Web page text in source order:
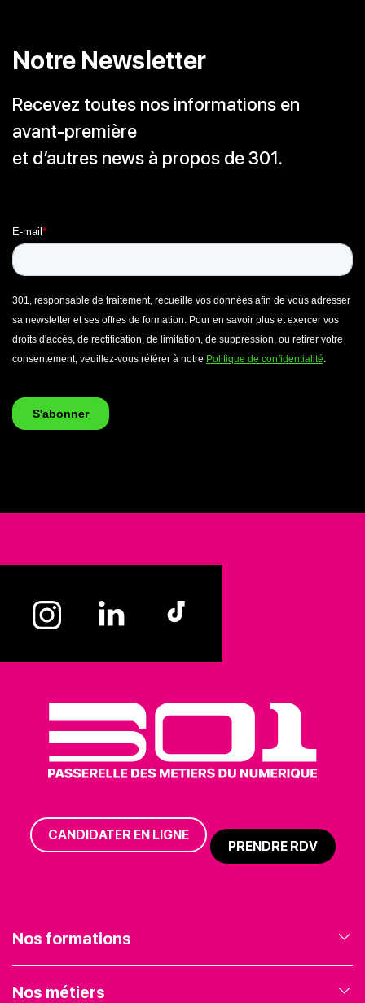
Notre Newsletter
Recevez toutes nos informations en
avant-première
et d’autres news à propos de 301.
CANDIDATER EN LIGNE
PRENDRE RDV
Nos formations
Nos formations en Marketing Digital
Nos métiers